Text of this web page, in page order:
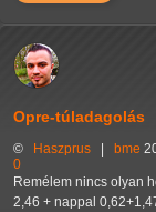
Opre-túladagolás
© Haszprus bme
0
Remélem nincs olyan
2,46 + nappal